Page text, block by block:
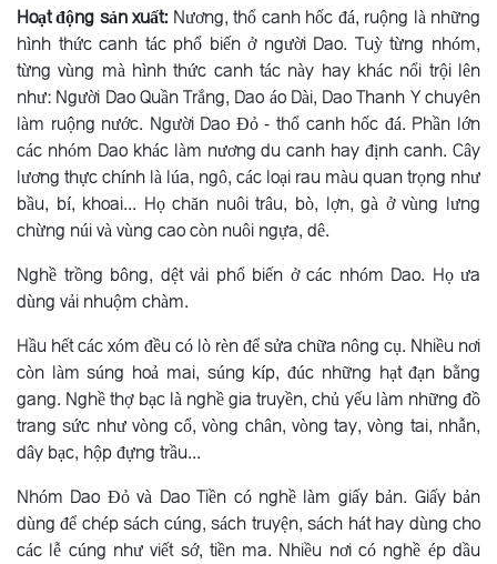
Hoạt động sản xuất: Nương, thổ canh hốc đá, ruộng là những
hình thức canh tác phổ biến ở người Dao. Tuỳ từng nhóm,
từng vùng mà hình thức canh tác này hay khác nổi trội lên
như: Người Dao Quần Trắng, Dao áo Dài, Dao Thanh Y chuyên
làm ruộng nước. Người Dao Ðỏ - thổ canh hốc đá. Phần lớn
các nhóm Dao khác làm nương du canh hay định canh. Cây
lương thực chính là lúa, ngô, các loại rau màu quan trọng như
bầu, bí, khoai... Họ chăn nuôi trâu, bò, lợn, gà ở vùng lưng
chừng núi và vùng cao còn nuôi ngựa, dê.
Nghề trồng bông, dệt vải phổ biến ở các nhóm Dao. Họ ưa
dùng vải nhuộm chàm.
Hầu hết các xóm đều có lò rèn để sửa chữa nông cụ. Nhiều nơi
còn làm súng hoả mai, súng kíp, đúc những hạt đạn bằng
gang. Nghề thợ bạc là nghề gia truyền, chủ yếu làm những đồ
trang sức như vòng cổ, vòng chân, vòng tay, vòng tai, nhẫn,
dây bạc, hộp đựng trầu...
Nhóm Dao Ðỏ và Dao Tiền có nghề làm giấy bản. Giấy bản
dùng để chép sách cúng, sách truyện, sách hát hay dùng cho
các lễ cúng như viết sớ, tiền ma. Nhiều nơi có nghề ép dầu